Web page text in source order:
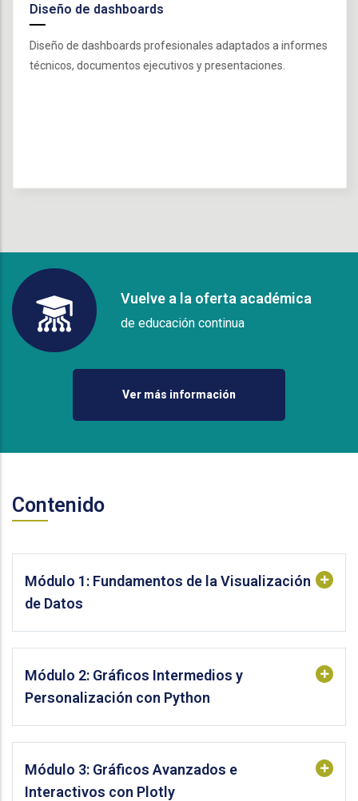
Diseño de dashboards
Diseño de dashboards profesionales adaptados a informes
técnicos, documentos ejecutivos y presentaciones.
Vuelve a la oferta académica
de educación continua
Ver más información
Contenido
Módulo 1: Fundamentos de la Visualización
de Datos
Módulo 2: Gráficos Intermedios y
Personalización con Python
Módulo 3: Gráficos Avanzados e
Interactivos con Plotly